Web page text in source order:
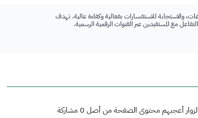
والاستجابة للاستفسارات بفعالية وكفاءة عالية. تهدف
مع المستفيدين عبر القنوات الرقمية الرسمية.
أعجبهم محتوى الصفحة من أصل 0 مشاركة